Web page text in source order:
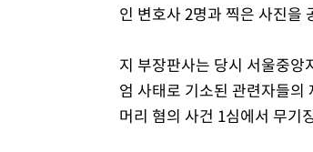
인 변호사 2명과 찍은 사진을
지 부장판사는 당시 서울중
엄 사태로 기소된 관련자들
머리 혐의 사건 1심에서 무기